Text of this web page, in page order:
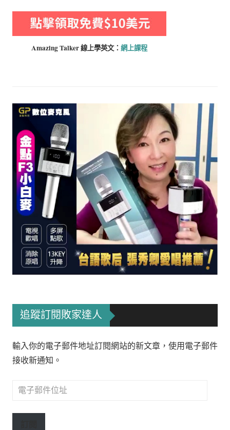
Amazing Talker 線上學英文： 網上課程
追蹤訂閱敗家達人
輸入你的電子郵件地址訂閱網站的新文章，使用電子郵件
接收新通知。
電
郵